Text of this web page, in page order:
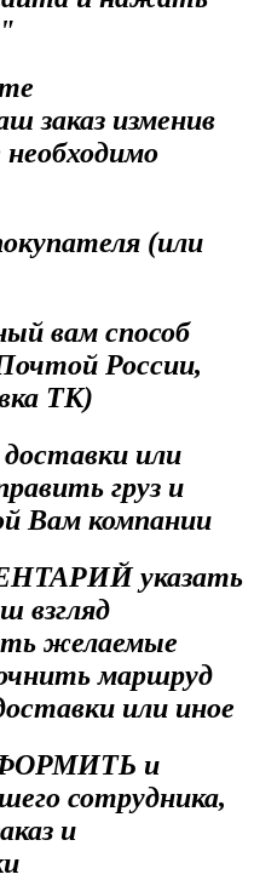
заказ изменив
(или
вам способ
России,
ТК)
или
груз и
Вам компании
указать
взгляд
желаемые
маршруд
или иное
и
сотрудника,
и